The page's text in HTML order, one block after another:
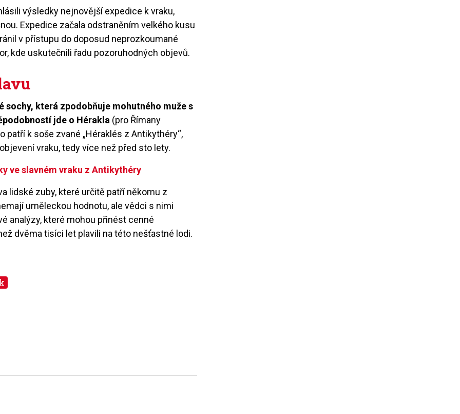
výsledky nejnovější expedice k vraku,
Expedice začala odstraněním velkého kusu
v přístupu do doposud neprozkoumané
kde uskutečnili řadu pozoruhodných objevů.
sochy, která zpodobňuje mohutného muže s
jde o Hérakla (pro Římany
patří k soše zvané „Héraklés z Antikythéry“,
vraku, tedy více než před sto lety.
ve slavném vraku z Antikythéry
lidské zuby, které určitě patří někomu z
uměleckou hodnotu, ale vědci s nimi
analýzy, které mohou přinést cenné
dvěma tisíci let plavili na této nešťastné lodi.